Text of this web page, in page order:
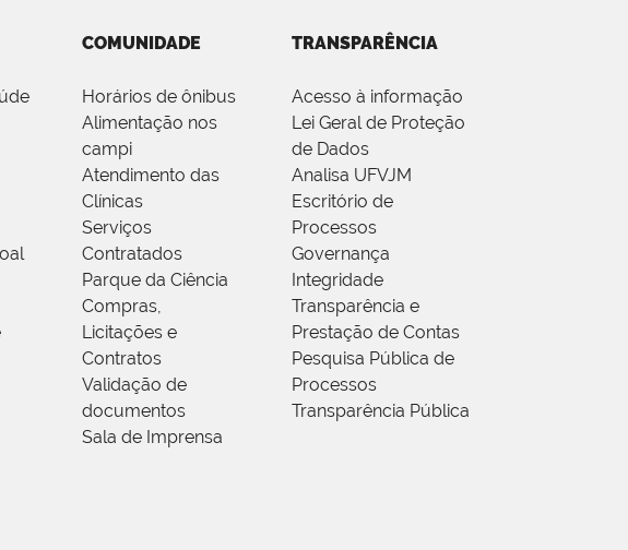
COMUNIDADE
Horários de ônibus
Alimentação nos
campi
Atendimento das
Clínicas
Serviços
Contratados
Parque da Ciência
Compras,
Licitações e
Contratos
Validação de
documentos
Sala de Imprensa
TRANSPARÊNCIA
Acesso à informação
Lei Geral de Proteção
de Dados
Analisa UFVJM
Escritório de
Processos
Governança
Integridade
Transparência e
Prestação de Contas
Pesquisa Pública de
Processos
Transparência Pública